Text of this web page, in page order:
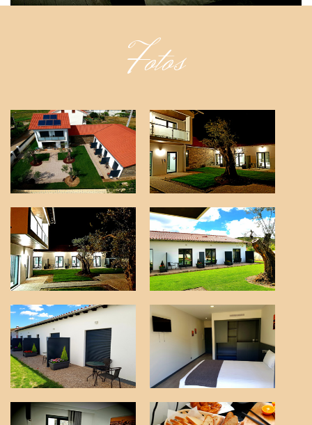
Fotos